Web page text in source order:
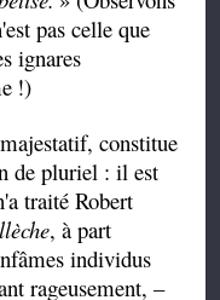
pas celle que
ignares
!)
constitue
de pluriel : il est
traité Robert
,à part
individus
rageusement,–